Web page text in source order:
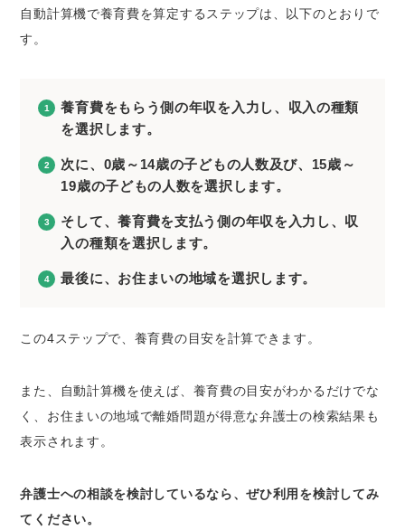
自動計算機で養育費を算定するステップは、以下のとおりで
す。
養育費をもらう側の年収を入力し、収入の種類
を選択します。
次に、0歳～14歳の子どもの人数及び、15歳～
19歳の子どもの人数を選択します。
そして、養育費を支払う側の年収を入力し、収
入の種類を選択します。
最後に、お住まいの地域を選択します。
この4ステップで、養育費の目安を計算できます。
また、自動計算機を使えば、養育費の目安がわかるだけでな
く、お住まいの地域で離婚問題が得意な弁護士の検索結果も
表示されます。
弁護士への相談を検討しているなら、ぜひ利用を検討してみ
てください。